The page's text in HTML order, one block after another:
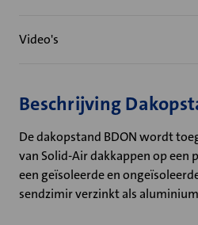
Video's
Beschrijving
De dakopstand BDON wordt
van Solid-Air dakkappen op een
een geïsoleerde en
sendzimir verzinkt als